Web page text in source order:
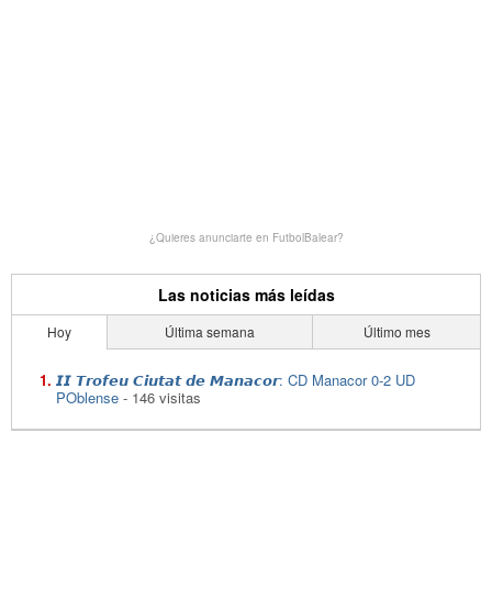
¿Quieres anunciarte en FutbolBalear?
Las noticias más leídas
Hoy Última semana Último mes
𝙄𝙄 𝙏𝙧𝙤𝙛𝙚𝙪 𝘾𝙞𝙪𝙩𝙖𝙩 𝙙𝙚 𝙈𝙖𝙣𝙖𝙘𝙤𝙧: CD Manacor 0-2 UD
POblense - 146 visitas